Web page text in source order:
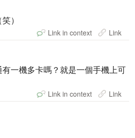
）
Link in context Link
一機多卡嗎？就是一個手機上可
Link in context Link